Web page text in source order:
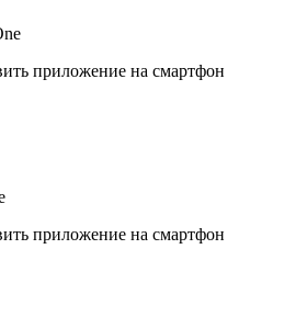
приложение на смартфон
приложение на смартфон